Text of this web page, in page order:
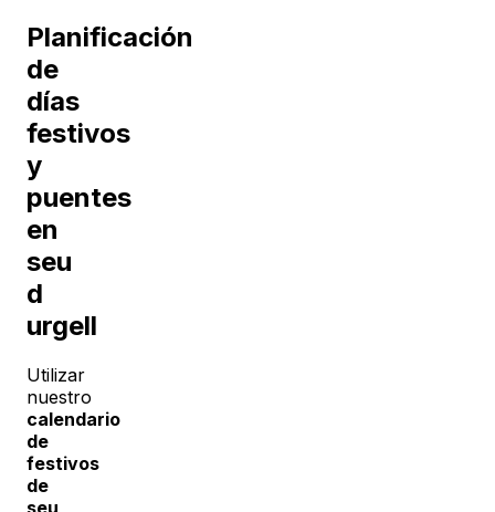
Planificación
de
días
festivos
y
puentes
en
seu
d
urgell
Utilizar
nuestro
calendario
de
festivos
de
seu